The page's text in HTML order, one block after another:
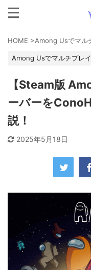
HOME >Among Usでマル
Among Usでマルチプレイ
【Steam版
ーバーを
説！
2025年5月18日